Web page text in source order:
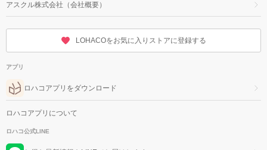
アスクル株式会社（会社概要）
LOHACOをお気に入りストアに登録する
アプリ
ロハコアプリをダウンロード
ロハコアプリについて
ロハコ公式LINE